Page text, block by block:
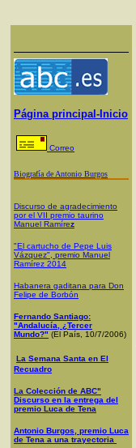
Página principal-Inicio
Correo
Biografía de Antonio Burgos
Discurso de agradecimiento
por el VII premio taurino
Manuel Ramírez
"El cartucho de Pepe Luis
Vázquez", premio Manuel
Ramírez 2014
Habanera gaditana para Don
Felipe de Borbón
Fernando Santiago:
"Andalucía, ¿Tercer
Mundo?" (El País, 10/7/2006)
La Semana Santa en El
Recuadro
La Colección de ABC"
Discurso en la entrega del
premio Luca de Tena
Antonio Burgos, premio Luca
de Tena a una trayectoria